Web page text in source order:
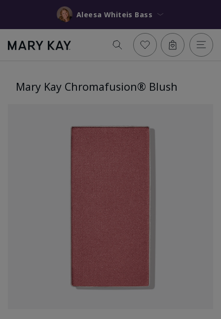
Aleesa Whiteis Bass
Mary Kay Chromafusion® Blush